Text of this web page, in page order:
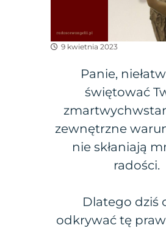
9 kwietnia 2023
Panie,
świętować
zewnętrzne
nie skłaniają
radości.
Dlatego dziś
odkrywać tę